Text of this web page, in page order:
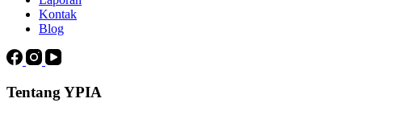
Kontak
Blog
Tentang YPIA